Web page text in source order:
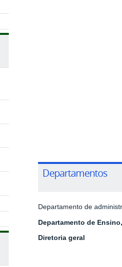
Departamentos
Departamento de
Departamento de
Diretoria geral